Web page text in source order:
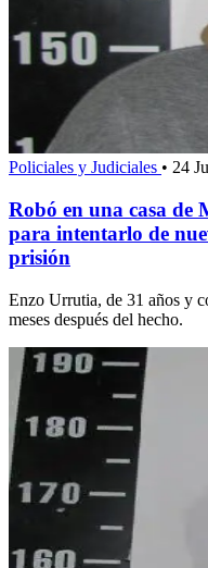
Policiales y Judiciales • 24
Robó en una casa
para intentarlo de
prisión
Enzo Urrutia, de 31 años y
meses después del hecho.